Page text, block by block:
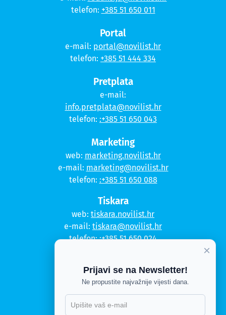
telefon: +385 51 650 011
Portal
e-mail: portal@novilist.hr
telefon: +385 51 444 334
Pretplata
e-mail:
info.pretplata@novilist.hr
telefon: :+385 51 650 043
Marketing
web: marketing.novilist.hr
e-mail: marketing@novilist.hr
telefon: :+385 51 650 088
Tiskara
web: tiskara.novilist.hr
e-mail: tiskara@novilist.hr
telefon::+385 51 650 024
Kontakt
Politika privatnosti
Politika kolačića
×
Prijavi se na Newsletter!
Ne propustite najvažnije vijesti dana.